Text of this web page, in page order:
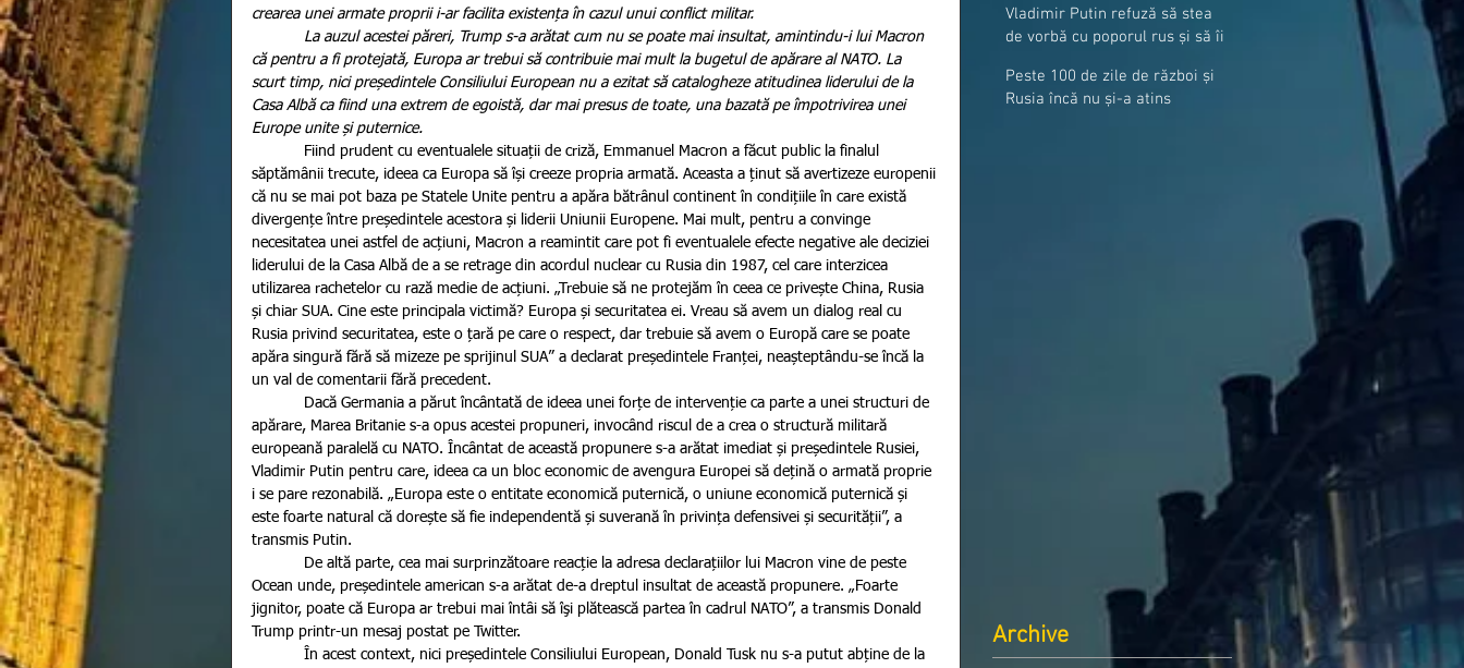
crearea unei armate proprii i-ar facilita existența în cazul unui conflict militar.
că pentru a fi protejată, Europa ar trebui să contribuie mai mult la bugetul de apărare al NATO. La
scurt timp, nici președintele Consiliului European nu a ezitat să catalogheze atitudinea liderului de la
Casa Albă ca fiind una extrem de egoistă, dar mai presus de toate, una bazată pe împotrivirea unei
Europe unite și puternice.
săptămânii trecute, ideea ca Europa să își creeze propria armată. Aceasta a ținut să avertizeze europenii
că nu se mai pot baza pe Statele Unite pentru a apăra bătrânul continent în condițiile în care există
divergențe între președintele acestora și liderii Uniunii Europene. Mai mult, pentru a convinge
necesitatea unei astfel de acțiuni, Macron a reamintit care pot fi eventualele efecte negative ale deciziei
liderului de la Casa Albă de a se retrage din acordul nuclear cu Rusia din 1987, cel care interzicea
utilizarea rachetelor cu rază medie de acțiuni. „Trebuie să ne protejăm în ceea ce privește China, Rusia
și chiar SUA. Cine este principala victimă? Europa și securitatea ei. Vreau să avem un dialog real cu
Rusia privind securitatea, este o țară pe care o respect, dar trebuie să avem o Europă care se poate
apăra singură fără să mizeze pe sprijinul SUA” a declarat președintele Franței, neașteptându-se încă la
un val de comentarii fără precedent.
apărare, Marea Britanie s-a opus acestei propuneri, invocând riscul de a crea o structură militară
europeană paralelă cu NATO. Încântat de această propunere s-a arătat imediat și președintele Rusiei,
Vladimir Putin pentru care, ideea ca un bloc economic de avengura Europei să dețină o armată proprie
i se pare rezonabilă. „Europa este o entitate economică puternică, o uniune economică puternică și
este foarte natural că dorește să fie independentă și suverană în privința defensivei și securității”, a
transmis Putin.
Ocean unde, președintele american s-a arătat de-a dreptul insultat de această propunere. „Foarte
jignitor, poate că Europa ar trebui mai întâi să îşi plătească partea în cadrul NATO”, a transmis Donald
Trump printr-un mesaj postat pe Twitter.
Vladimir Putin refuză să stea
de vorbă cu poporul rus și să îi
Peste 100 de zile de război și
Rusia încă nu și-a atins
Archive